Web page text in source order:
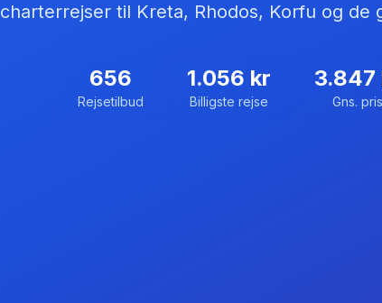
charterrejser til Kreta, Rhodos, Korfu og de
656
Rejsetilbud
1.056 kr
Billigste rejse
3.847
Gns. pris